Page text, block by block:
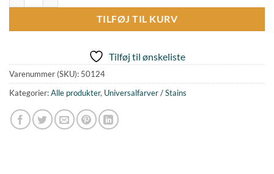
TILFØJ TIL KURV
Tilføj til ønskeliste
Varenummer (SKU): 50124
Kategorier:Alle produkter, Universalfarver / Stains